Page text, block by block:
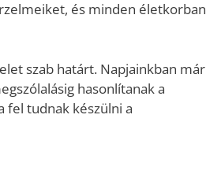
és minden életkorban
szab határt. Napjainkban már
hasonlítanak a
fel tudnak készülni a